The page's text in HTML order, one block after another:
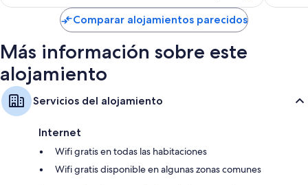
de
224 €
Comparar alojamientos parecidos
Más información sobre este
alojamiento
Servicios del alojamiento
Internet
Wifi gratis en todas las habitaciones
Wifi gratis disponible en algunas zonas comunes